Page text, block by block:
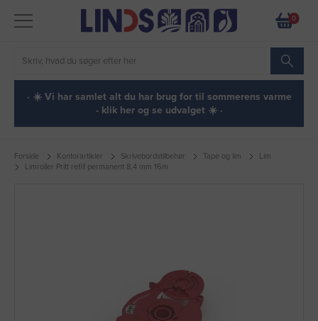
0
· ☀️ Vi har samlet alt du har brug for til sommerens varme
- klik her og se udvalget ☀️ ·
Forside Kontorartikler Skrivebordstilbehør Tape og lim
Lim
Limroller Pritt refill permanent 8,4 mm 16m